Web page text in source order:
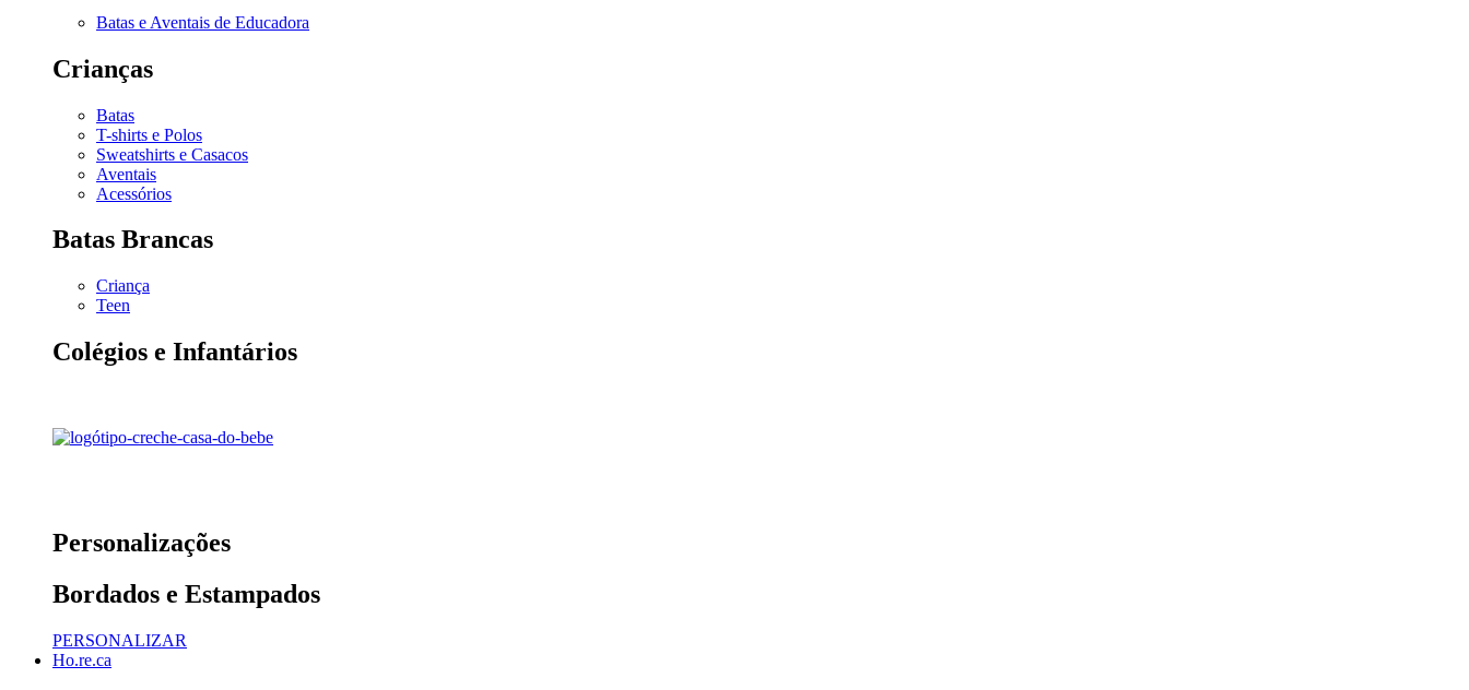
Batas e Aventais de Educadora
Crianças
Batas
T-shirts e Polos
Sweatshirts e Casacos
Aventais
Acessórios
Batas Brancas
Criança
Teen
Colégios e Infantários
Personalizações
Bordados e Estampados
PERSONALIZAR
Ho.re.ca